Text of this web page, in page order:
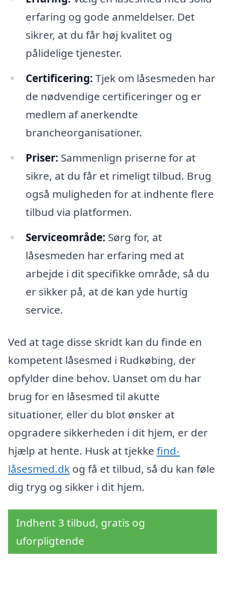
erfaring og gode anmeldelser. Det
sikrer, at du får høj kvalitet og
pålidelige tjenester.
Certificering: Tjek om låsesmeden har
de nødvendige certificeringer og er
medlem af anerkendte
brancheorganisationer.
Priser: Sammenlign priserne for at
sikre, at du får et rimeligt tilbud. Brug
også muligheden for at indhente flere
tilbud via platformen.
Serviceområde: Sørg for, at
låsesmeden har erfaring med at
arbejde i dit specifikke område, så du
er sikker på, at de kan yde hurtig
service.
Ved at tage disse skridt kan du finde en
kompetent låsesmed i Rudkøbing, der
opfylder dine behov. Uanset om du har
brug for en låsesmed til akutte
situationer, eller du blot ønsker at
opgradere sikkerheden i dit hjem, er der
hjælp at hente. Husk at tjekke find-
låsesmed.dk og få et tilbud, så du kan føle
dig tryg og sikker i dit hjem.
Indhent 3 tilbud, gratis og
uforpligtende